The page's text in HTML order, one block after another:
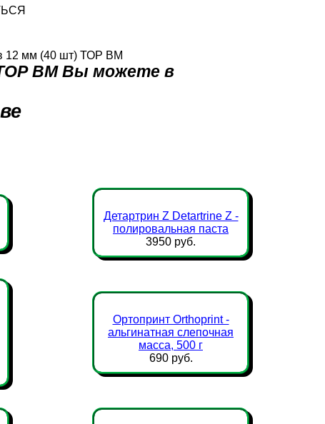
12 мм (40 шт) ТОР ВМ
ВМ Вы можете в
Детартрин Z Detartrine Z -
полировальная паста
3950 руб.
Ортопринт Orthoprint -
альгинатная слепочная
масса, 500 г
690 руб.